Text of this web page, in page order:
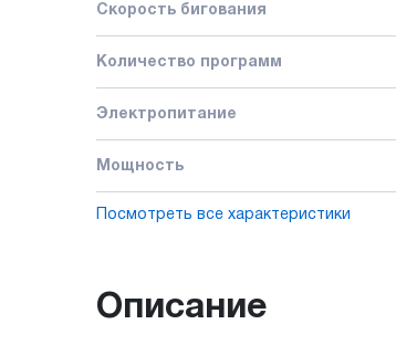
Скорость бигования
Количество программ
Электропитание
Мощность
Посмотреть все характеристики
Описание